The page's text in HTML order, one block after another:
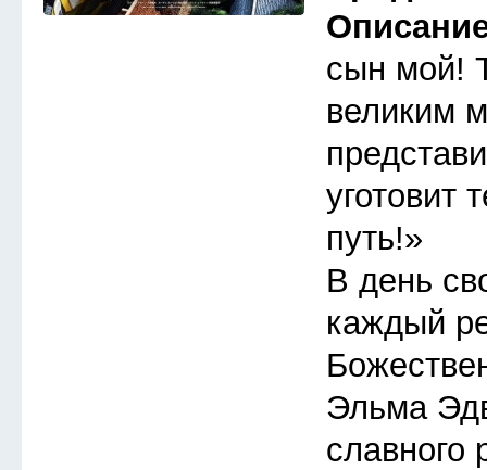
сын мой!
великим
уготовит
путь!»
В день
каждый
Эльма
славного